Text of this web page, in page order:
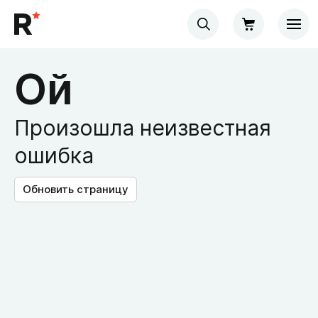
Ой
Произошла неизвестная
ошибка
Обновить страницу